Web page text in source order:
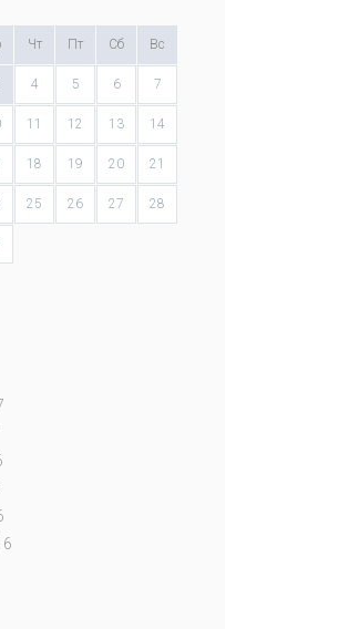
Чт Пт Сб Вс
4 5 6 7
11 12 13 14
18 19 20 21
25 26 27 28